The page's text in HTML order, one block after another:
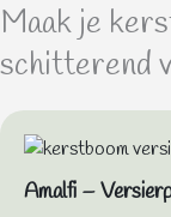
Maak je
schitterend
Amalfi –